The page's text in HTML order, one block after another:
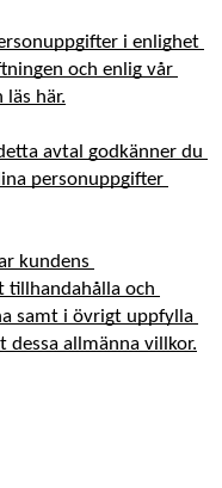
i enlighet
och enlig vår
här.
avtal godkänner du
personuppgifter
kundens
tillhandahålla och
samt i övrigt uppfylla
dessa allmänna villkor.